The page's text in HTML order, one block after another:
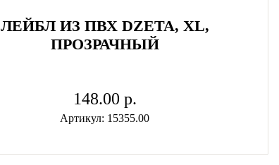
ЛЕЙБЛ ИЗ ПВХ DZETA, ХL,
ПРОЗРАЧНЫЙ
148.00 p.
Артикул: 15355.00